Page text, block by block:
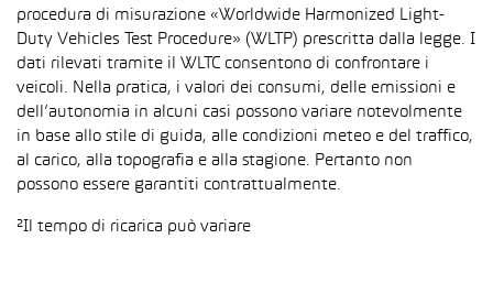
procedura di misurazione «Worldwide Harmonized Light-
Duty Vehicles Test Procedure» (WLTP) prescritta dalla legge. I
dati rilevati tramite il WLTC consentono di confrontare i
veicoli. Nella pratica, i valori dei consumi, delle emissioni e
dell’autonomia in alcuni casi possono variare notevolmente
in base allo stile di guida, alle condizioni meteo e del traffico,
al carico, alla topografia e alla stagione. Pertanto non
possono essere garantiti contrattualmente.
²Il tempo di ricarica può variare